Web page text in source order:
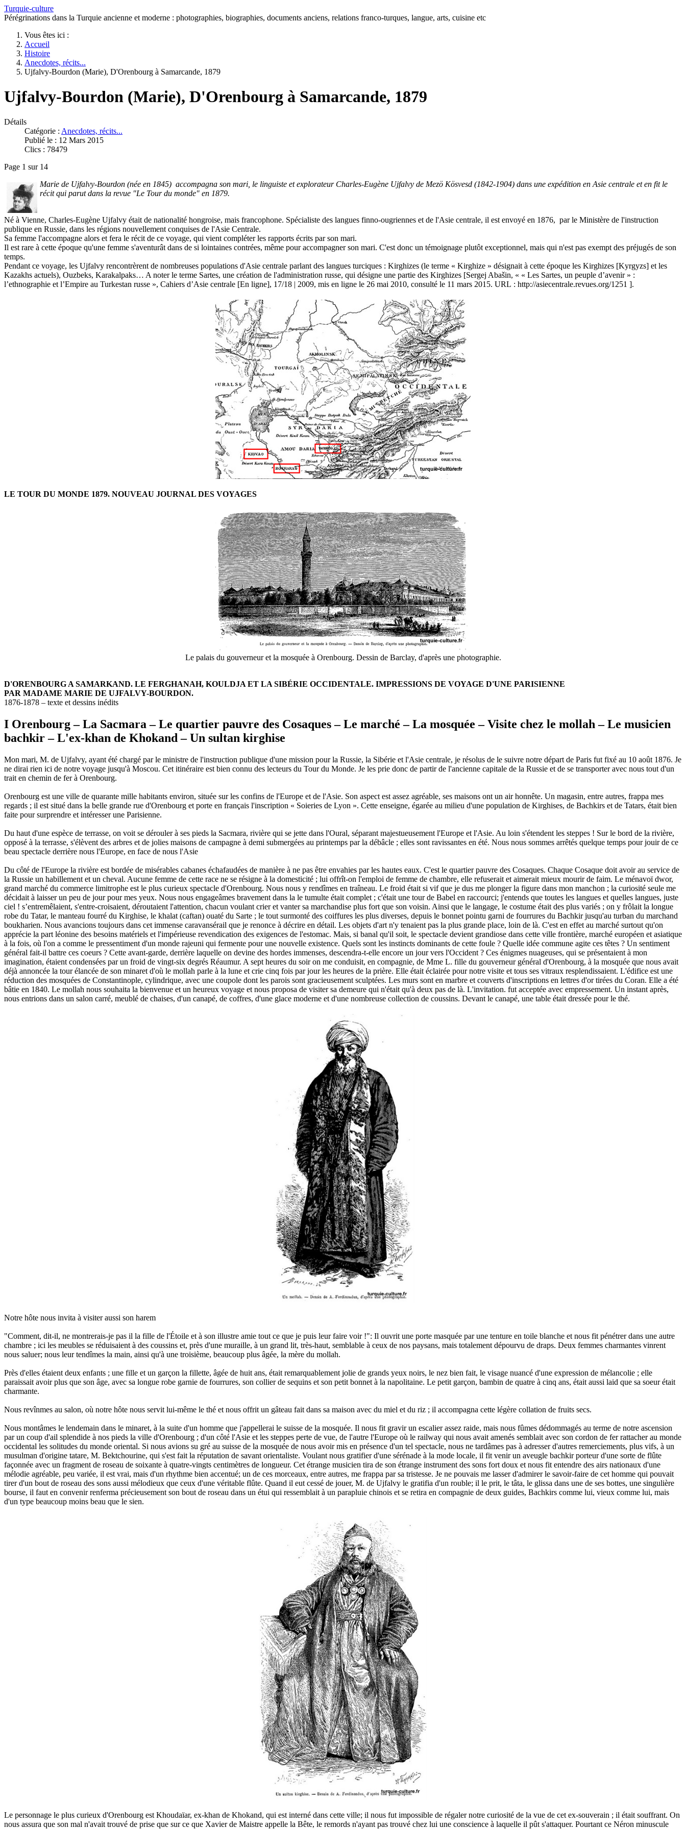
Turquie-culture
Pérégrinations dans la Turquie ancienne et moderne : photographies, biographies, documents anciens, relations franco-turques, langue, arts, cuisine etc
Vous êtes ici :
Accueil
Histoire
Anecdotes, récits...
Ujfalvy-Bourdon (Marie), D'Orenbourg à Samarcande, 1879
Ujfalvy-Bourdon (Marie), D'Orenbourg à Samarcande, 1879
Détails
Catégorie : Anecdotes, récits...
Publié le : 12 Mars 2015
Clics : 78479
Page 1 sur 14
Marie de Ujfalvy-Bourdon (née en 1845) accompagna son mari, le linguiste et explorateur Charles-Eugène Ujfalvy de Mezö Kösvesd (1842-1904) dans une expédition en Asie centrale et en fit le
récit qui parut dans la revue "Le Tour du monde" en 1879.
Né à Vienne, Charles-Eugène Ujfalvy était de nationalité hongroise, mais francophone. Spécialiste des langues finno-ougriennes et de l'Asie centrale, il est envoyé en 1876, par le Ministère de l'instruction
publique en Russie, dans les régions nouvellement conquises de l'Asie Centrale.
Sa femme l'accompagne alors et fera le récit de ce voyage, qui vient compléter les rapports écrits par son mari.
Il est rare à cette époque qu'une femme s'aventurât dans de si lointaines contrées, même pour accompagner son mari. C'est donc un témoignage plutôt exceptionnel, mais qui n'est pas exempt des préjugés de son
temps.
Pendant ce voyage, les Ujfalvy rencontrèrent de nombreuses populations d'Asie centrale parlant des langues turciques : Kirghizes (le terme « Kirghize » désignait à cette époque les Kirghizes [Kyrgyzs] et les
Kazakhs actuels), Ouzbeks, Karakalpaks… A noter le terme Sartes, une création de l'administration russe, qui désigne une partie des Kirghizes [Sergej Abašin, « « Les Sartes, un peuple d’avenir » :
l’ethnographie et l’Empire au Turkestan russe », Cahiers d’Asie centrale [En ligne], 17/18 | 2009, mis en ligne le 26 mai 2010, consulté le 11 mars 2015. URL : http://asiecentrale.revues.org/1251 ].
LE TOUR DU MONDE 1879. NOUVEAU JOURNAL DES VOYAGES
Le palais du gouverneur et la mosquée à Orenbourg. Dessin de Barclay, d'après une photographie.
D'ORENBOURG A SAMARKAND. LE FERGHANAH, KOULDJA ET LA SIBÉRIE OCCIDENTALE. IMPRESSIONS DE VOYAGE D'UNE PARISIENNE
PAR MADAME MARIE DE UJFALVY-BOURDON.
1876-1878 – texte et dessins inédits
I Orenbourg – La Sacmara – Le quartier pauvre des Cosaques – Le marché – La mosquée – Visite chez le mollah – Le musicien
bachkir – L'ex-khan de Khokand – Un sultan kirghise
Mon mari, M. de Ujfalvy, ayant été chargé par le ministre de l'instruction publique d'une mission pour la Russie, la Sibérie et l'Asie centrale, je résolus de le suivre notre départ de Paris fut fixé au 10 août 1876. Je
ne dirai rien ici de notre voyage jusqu'à Moscou. Cet itinéraire est bien connu des lecteurs du Tour du Monde. Je les prie donc de partir de l'ancienne capitale de la Russie et de se transporter avec nous tout d'un
trait en chemin de fer à Orenbourg.
Orenbourg est une ville de quarante mille habitants environ, située sur les confins de l'Europe et de l'Asie. Son aspect est assez agréable, ses maisons ont un air honnête. Un magasin, entre autres, frappa mes
regards ; il est situé dans la belle grande rue d'Orenbourg et porte en français l'inscription « Soieries de Lyon ». Cette enseigne, égarée au milieu d'une population de Kirghises, de Bachkirs et de Tatars, était bien
faite pour surprendre et intéresser une Parisienne.
Du haut d'une espèce de terrasse, on voit se dérouler à ses pieds la Sacmara, rivière qui se jette dans l'Oural, séparant majestueusement l'Europe et l'Asie. Au loin s'étendent les steppes ! Sur le bord de la rivière,
opposé à la terrasse, s'élèvent des arbres et de jolies maisons de campagne à demi submergées au printemps par la débâcle ; elles sont ravissantes en été. Nous nous sommes arrêtés quelque temps pour jouir de ce
beau spectacle derrière nous l'Europe, en face de nous l'Asie
Du côté de l'Europe la rivière est bordée de misérables cabanes échafaudées de manière à ne pas être envahies par les hautes eaux. C'est le quartier pauvre des Cosaques. Chaque Cosaque doit avoir au service de
la Russie un habillement et un cheval. Aucune femme de cette race ne se résigne à la domesticité ; lui offrît-on l'emploi de femme de chambre, elle refuserait et aimerait mieux mourir de faim. Le ménavoï dwor,
grand marché du commerce limitrophe est le plus curieux spectacle d'Orenbourg. Nous nous y rendîmes en traîneau. Le froid était si vif que je dus me plonger la figure dans mon manchon ; la curiosité seule me
décidait à laisser un peu de jour pour mes yeux. Nous nous engageâmes bravement dans la le tumulte était complet ; c'était une tour de Babel en raccourci; j'entends que toutes les langues et quelles langues, juste
ciel ! s’entremêlaient, s'entre-croisaient, déroutaient l'attention, chacun voulant crier et vanter sa marchandise plus fort que son voisin. Ainsi que le langage, le costume était des plus variés ; on y frôlait la longue
robe du Tatar, le manteau fourré du Kirghise, le khalat (caftan) ouaté du Sarte ; le tout surmonté des coiffures les plus diverses, depuis le bonnet pointu garni de fourrures du Bachkir jusqu'au turban du marchand
boukharien. Nous avancions toujours dans cet immense caravansérail que je renonce à décrire en détail. Les objets d'art n'y tenaient pas la plus grande place, loin de là. C'est en effet au marché surtout qu'on
apprécie la part léonine des besoins matériels et l'impérieuse revendication des exigences de l'estomac. Mais, si banal qu'il soit, le spectacle devient grandiose dans cette ville frontière, marché européen et asiatique
à la fois, où l'on a comme le pressentiment d'un monde rajeuni qui fermente pour une nouvelle existence. Quels sont les instincts dominants de cette foule ? Quelle idée commune agite ces têtes ? Un sentiment
général fait-il battre ces coeurs ? Cette avant-garde, derrière laquelle on devine des hordes immenses, descendra-t-elle encore un jour vers l'Occident ? Ces énigmes nuageuses, qui se présentaient à mon
imagination, étaient condensées par un froid de vingt-six degrés Réaumur. A sept heures du soir on me conduisit, en compagnie, de Mme L. fille du gouverneur général d'Orenbourg, à la mosquée que nous avait
déjà annoncée la tour élancée de son minaret d'où le mollah parle à la lune et crie cinq fois par jour les heures de la prière. Elle était éclairée pour notre visite et tous ses vitraux resplendissaient. L'édifice est une
réduction des mosquées de Constantinople, cylindrique, avec une coupole dont les parois sont gracieusement sculptées. Les murs sont en marbre et couverts d'inscriptions en lettres d'or tirées du Coran. Elle a été
bâtie en 1840. Le mollah nous souhaita la bienvenue et un heureux voyage et nous proposa de visiter sa demeure qui n'était qu'à deux pas de là. L'invitation. fut acceptée avec empressement. Un instant après,
nous entrions dans un salon carré, meublé de chaises, d'un canapé, de coffres, d'une glace moderne et d'une nombreuse collection de coussins. Devant le canapé, une table était dressée pour le thé.
Notre hôte nous invita à visiter aussi son harem
"Comment, dit-il, ne montrerais-je pas il la fille de l'Étoile et à son illustre amie tout ce que je puis leur faire voir !": Il ouvrit une porte masquée par une tenture en toile blanche et nous fit pénétrer dans une autre
chambre ; ici les meubles se réduisaient à des coussins et, près d'une muraille, à un grand lit, très-haut, semblable à ceux de nos paysans, mais totalement dépourvu de draps. Deux femmes charmantes vinrent
nous saluer; nous leur tendîmes la main, ainsi qu'à une troisième, beaucoup plus âgée, la mère du mollah.
Près d'elles étaient deux enfants ; une fille et un garçon la fillette, âgée de huit ans, était remarquablement jolie de grands yeux noirs, le nez bien fait, le visage nuancé d'une expression de mélancolie ; elle
paraissait avoir plus que son âge, avec sa longue robe garnie de fourrures, son collier de sequins et son petit bonnet à la napolitaine. Le petit garçon, bambin de quatre à cinq ans, était aussi laid que sa soeur était
charmante.
Nous revînmes au salon, où notre hôte nous servit lui-même le thé et nous offrit un gâteau fait dans sa maison avec du miel et du riz ; il accompagna cette légère collation de fruits secs.
Nous montâmes le lendemain dans le minaret, à la suite d'un homme que j'appellerai le suisse de la mosquée. Il nous fit gravir un escalier assez raide, mais nous fûmes dédommagés au terme de notre ascension
par un coup d'ail splendide à nos pieds la ville d'Orenbourg ; d'un côté l'Asie et les steppes perte de vue, de l'autre l'Europe où le railway qui nous avait amenés semblait avec son cordon de fer rattacher au monde
occidental les solitudes du monde oriental. Si nous avions su gré au suisse de la mosquée de nous avoir mis en présence d'un tel spectacle, nous ne tardâmes pas à adresser d'autres remerciements, plus vifs, à un
musulman d'origine tatare, M. Bektchourine, qui s'est fait la réputation de savant orientaliste. Voulant nous gratifier d'une sérénade à la mode locale, il fit venir un aveugle bachkir porteur d'une sorte de flûte
façonnée avec un fragment de roseau de soixante à quatre-vingts centimètres de longueur. Cet étrange musicien tira de son étrange instrument des sons fort doux et nous fit entendre des airs nationaux d'une
mélodie agréable, peu variée, il est vrai, mais d'un rhythme bien accentué; un de ces morceaux, entre autres, me frappa par sa tristesse. Je ne pouvais me lasser d'admirer le savoir-faire de cet homme qui pouvait
tirer d'un bout de roseau des sons aussi mélodieux que ceux d'une véritable flûte. Quand il eut cessé de jouer, M. de Ujfalvy le gratifia d'un rouble; il le prit, le tâta, le glissa dans une de ses bottes, une singulière
bourse, il faut en convenir renferma précieusement son bout de roseau dans un étui qui ressemblait à un parapluie chinois et se retira en compagnie de deux guides, Bachkirs comme lui, vieux comme lui, mais
d'un type beaucoup moins beau que le sien.
Le personnage le plus curieux d'Orenbourg est Khoudaïar, ex-khan de Khokand, qui est interné dans cette ville; il nous fut impossible de régaler notre curiosité de la vue de cet ex-souverain ; il était souffrant. On
nous assura que son mal n'avait trouvé de prise que sur ce que Xavier de Maistre appelle la Bête, le remords n'ayant pas trouvé chez lui une conscience à laquelle il pût s'attaquer. Pourtant ce Néron minuscule